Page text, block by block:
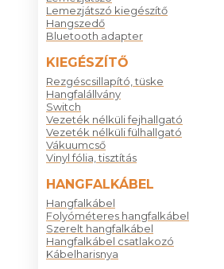
Lemezjátszó kiegészítő
Hangszedő
Bluetooth adapter
KIEGÉSZÍTŐ
Rezgéscsillapító, tüske
Hangfalállvány
Switch
Vezeték nélküli fejhallgató
Vezeték nélküli fülhallgató
Vákuumcső
Vinyl fólia, tisztítás
HANGFALKÁBEL
Hangfalkábel
Folyóméteres hangfalkábel
Szerelt hangfalkábel
Hangfalkábel csatlakozó
Kábelharisnya